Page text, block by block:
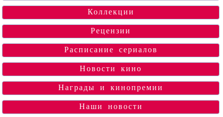
Коллекции
Рецензии
Расписание сериалов
Новости кино
Награды и кинопремии
Наши новости